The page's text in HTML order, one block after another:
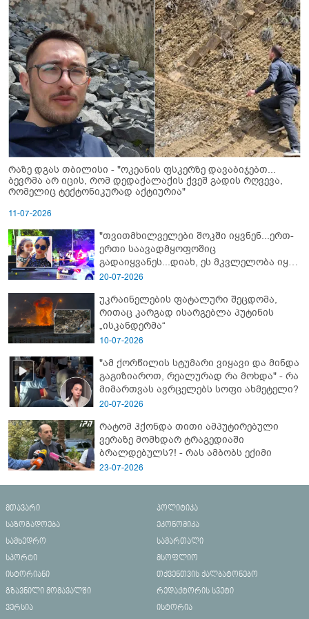
რაზე დგას თბილისი - "ოკეანის ფსკერზე დავაბიჯებთ...
ბევრმა არ იცის, რომ დედაქალაქის ქვეშ გადის რღვევა,
რომელიც ტექტონიკურად აქტიურია"
11-07-2026
"თვითმხილველები შოკში იყვნენ...ერთ-
ერთი საავადმყოფოშიც
გადაიყვანეს...დიახ, ეს მკვლელობა იყო"
- გორში დატრიალებული ტრაგედიის
20-07-2026
უკრაინელების ფატალური შეცდომა,
რითაც კარგად ისარგებლა პუტინის
„ისკანდერმა“
10-07-2026
"ამ ქორწილის სტუმარი ვიყავი და მინდა
გაგიზიაროთ, რეალურად რა მოხდა" - რა
მიმართვას ავრცელებს სოფი ახმეტელი?
20-07-2026
რატომ ჰქონდა თითი ამპუტირებული
ვერაზე მომხდარ ტრაგედიაში
ბრალდებულს?! - რას ამბობს ექიმი
23-07-2026
მთავარი
პოლიტიკა
საზოგადოება
ეკონომიკა
სამხედრო
სამართალი
სპორტი
მსოფლიო
ისტორიანი
თქვენთვის ქალბატონებო
გზავნილი მომავალში
რედაქტორის სვეტი
ვერსია
ისტორია